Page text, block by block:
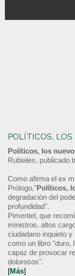
POLÍTICOS,
Políticos, los
Rubiales, publicado
Como afirma el ex
Prólogo,"Políticos,
degradación del
profundidad".
Pimentel, que
ministros, altos
ciudadano inquieto
como un libro "duro,
capaz de provocar
dolorosos".
[Más]